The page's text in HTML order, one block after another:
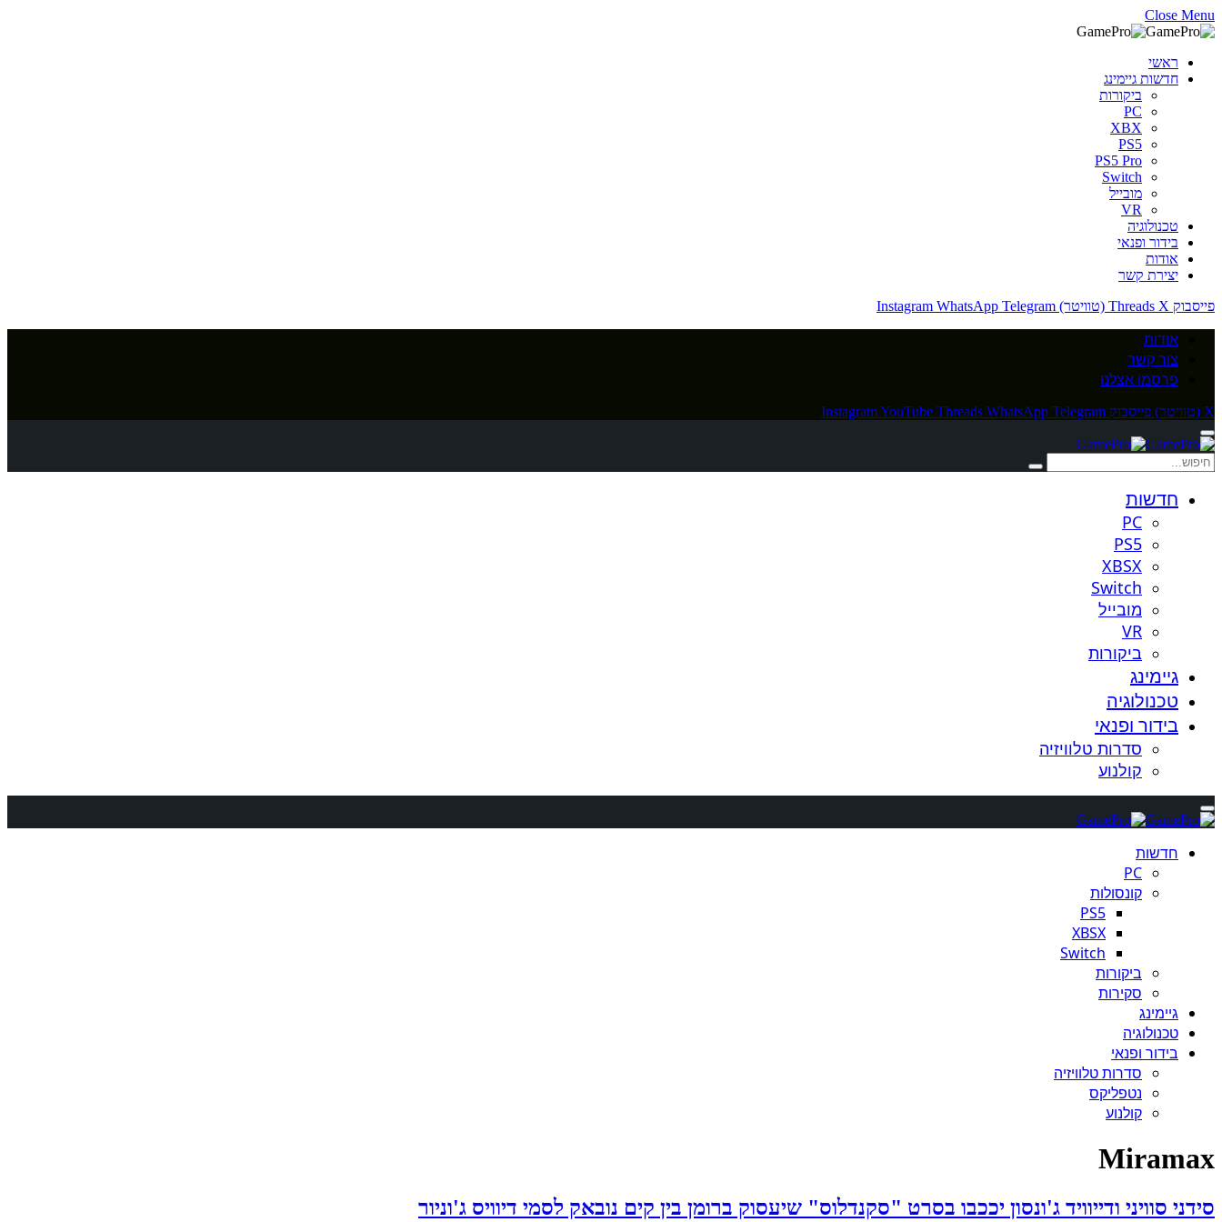
Close Menu
ראשי
חדשות גיימינג
ביקורות
PC
XBX
PS5
PS5 Pro
Switch
מובייל
VR
טכנולוגיה
בידור ופנאי
אודות
יצירת קשר
פייסבוק
Threads X (טוויטר) Instagram WhatsApp Telegram
אודות
צור קשר
פרסמו אצלנו
X (טוויטר) פייסבוק InstagramYouTube Threads WhatsApp Telegram
חדשות
PC
PS5
XBSX
Switch
מובייל
VR
ביקורות
גיימינג
טכנולוגיה
בידור ופנאי
סדרות טלוויזיה
קולנוע
חדשות
PC
קונסולות
PS5
XBSX
Switch
ביקורות
סקירות
גיימינג
טכנולוגיה
בידור ופנאי
סדרות טלוויזיה
נטפליקס
קולנוע
Miramax
סידני סוויני ודייוויד ג'ונסון יככבו בסרט "סקנדלוס" שיעסוק ברומן בין קים נובאק לסמי דיוויס ג'וניור